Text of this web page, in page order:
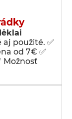
použité. ✅
od 7€ ✅
Možnosť